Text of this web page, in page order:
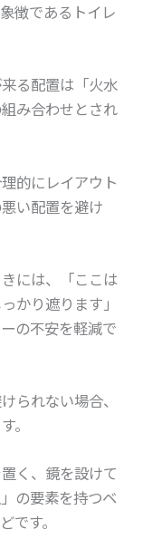
徴であるトイレ
る配置は「火水
み合わせとされ
的にレイアウト
い配置を避け
には、「ここは
かり遮ります」
の不安を軽減で
られない場合、
。
く、鏡を設けて
の要素を持つベ
です。